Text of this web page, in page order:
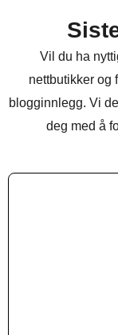
Vil du ha
nettbutikker og
blogginnlegg. Vi
deg med å